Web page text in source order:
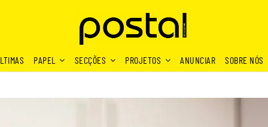
PAPEL SECÇÕES PROJETOS ANUNCIAR SOBRE NÓS